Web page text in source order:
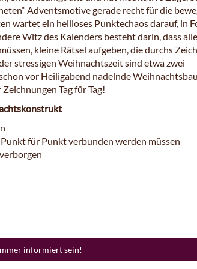
Adventsmotive gerade recht für die
wartet ein heilloses Punktechaos darauf, in
Witz des Kalenders besteht darin, dass alle
kleine Rätsel aufgeben, die durchs
stressigen Weihnachtszeit sind etwa zwei
vor Heiligabend nadelnde
Tag für Tag!
für Punkt verbunden werden müssen
informiert sein!